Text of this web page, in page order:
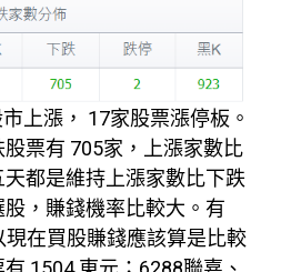
上漲， 17家股票漲停板。
票有 705家，上漲家數比
都是維持上漲家數比下跌
，賺錢機率比較大。有
現在買股賺錢應該算是比較